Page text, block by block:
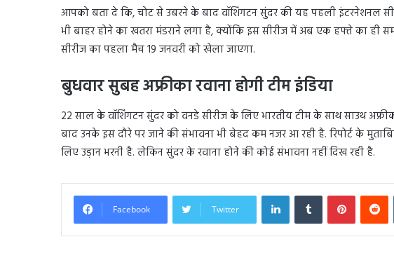
आपको बता दे कि, चोट से उबरने के बाद वॉशिंगटन सुंदर की यह पहली इंटरनेशनल
भी बाहर होने का खतरा मंडराने लगा है, क्योंकि इस सीरीज में अब एक हफ्ते का ही
सीरीज का पहला मैच 19 जनवरी को खेला जाएगा.
बुधवार सुबह अफ्रीका रवाना होगी टीम इंडिया
22 साल के वॉशिंगटन सुंदर को वनडे सीरीज के लिए भारतीय टीम के साथ साउथ अफ्रीका
बाद उनके इस दौरे पर जाने की संभावना भी बेहद कम नजर आ रही है. रिपोर्ट के
लिए उड़ान भरनी है. लेकिन सुंदर के रवाना होने की कोई संभावना नहीं दिख रही है.
Facebook Twitter
LinkedInTumblr Pinterest